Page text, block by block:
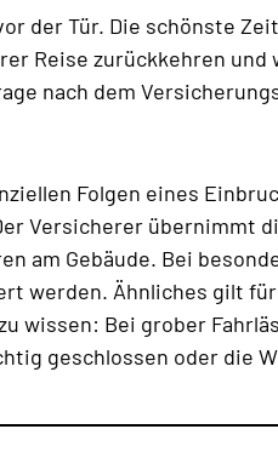
der Tür. Die schönste
Reise zurückkehren
nach dem
Folgen eines
Versicherer übernimmt
am Gebäude. Bei
werden. Ähnliches gilt
wissen: Bei grober
geschlossen oder die